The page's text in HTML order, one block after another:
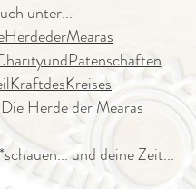
unter...
Herde der Mearas
und deine Zeit...